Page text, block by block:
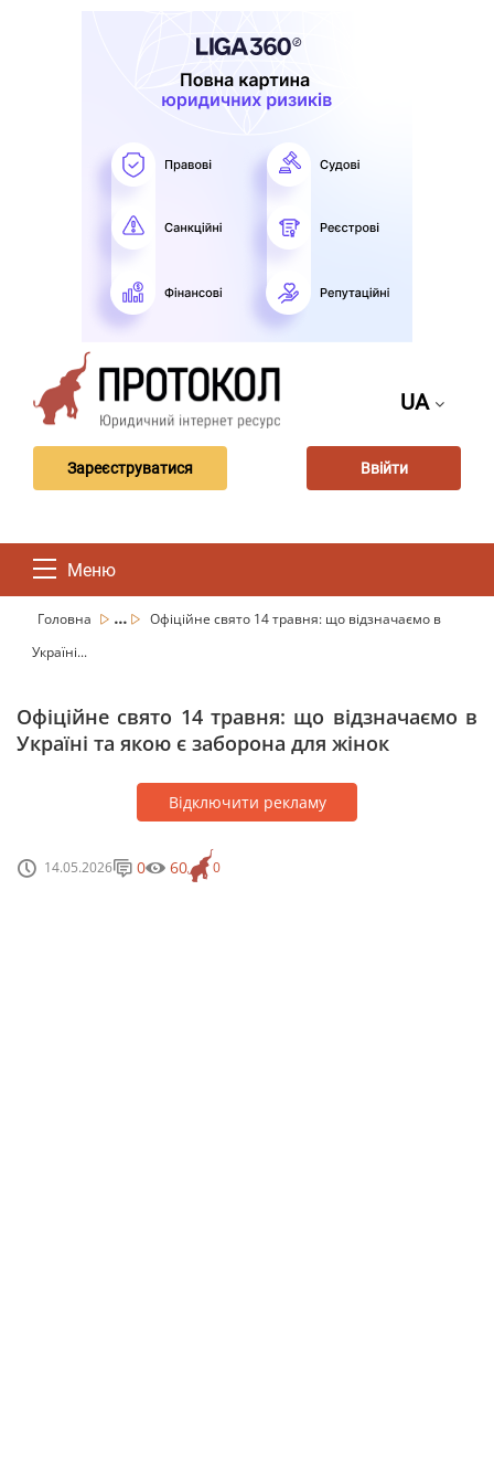
UA
Зареєструватися Ввійти
Меню
Головна ...
Офіційне свято 14 травня: що відзначаємо в
Україні...
Офіційне свято 14 травня: що відзначаємо в
Україні та якою є заборона для жінок
Відключити рекламу
14.05.2026 0
0 60